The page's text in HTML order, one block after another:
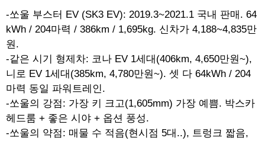
-쏘울 부스터 EV (SK3 EV): 2019.3~2021.1 국내 판매. 64
kWh / 204마력 / 386km / 1,695kg. 신차가 4,188~4,835만
원.
-같은 시기 형제차: 코나 EV 1세대(406km, 4,650만원~),
니로 EV 1세대(385km, 4,780만원~). 셋 다 64kWh / 204
마력 동일 파워트레인.
-쏘울의 강점: 가장 키 크고(1,605mm) 가장 예쁨. 박스카
헤드룸 + 좋은 시야 + 옵션 풍성.
-쏘울의 약점: 매물 수 적음(현시점 5대..), 트렁크 짧음,